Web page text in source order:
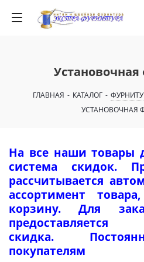
ГЛАВНАЯ - КАТАЛОГ -
УСТАНОВОЧНАЯ
На все наши товары
система скидок.
рассчитывается
ассортимент
корзину. Для
предоставляется
скидка.
покупателям